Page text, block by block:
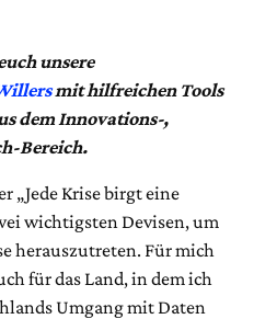
unsere
mit hilfreichen Tools
dem Innovations-,
Bereich.
„Jede Krise birgt eine
wichtigsten Devisen, um
herauszutreten. Für mich
für das Land, in dem ich
Umgang mit Daten